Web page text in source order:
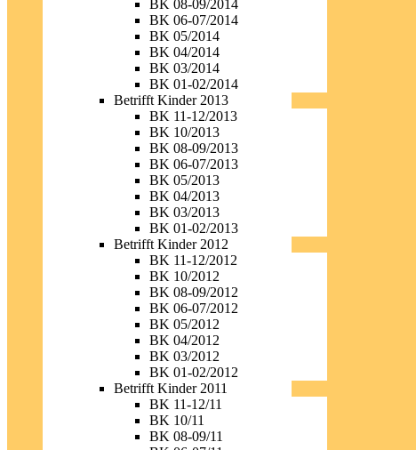
BK 08-09/2014
BK 06-07/2014
BK 05/2014
BK 04/2014
BK 03/2014
BK 01-02/2014
Betrifft Kinder 2013
BK 11-12/2013
BK 10/2013
BK 08-09/2013
BK 06-07/2013
BK 05/2013
BK 04/2013
BK 03/2013
BK 01-02/2013
Betrifft Kinder 2012
BK 11-12/2012
BK 10/2012
BK 08-09/2012
BK 06-07/2012
BK 05/2012
BK 04/2012
BK 03/2012
BK 01-02/2012
Betrifft Kinder 2011
BK 11-12/11
BK 10/11
BK 08-09/11